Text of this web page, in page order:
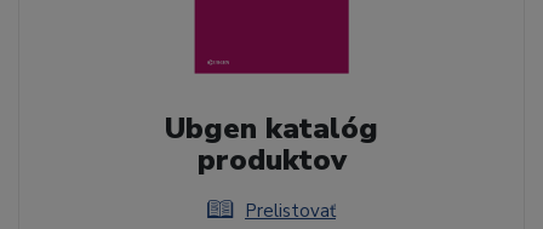
Ubgen katalóg
produktov
Prelistovať